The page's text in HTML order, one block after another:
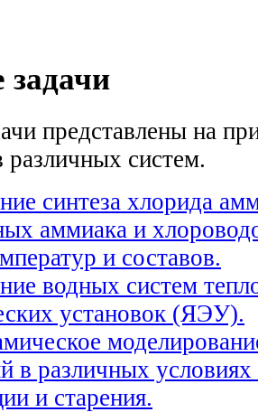
представлены на
различных систем.
синтеза хлорида
аммиака и
и составов.
водных систем
установок (ЯЭУ).
в различных условиях
и старения.